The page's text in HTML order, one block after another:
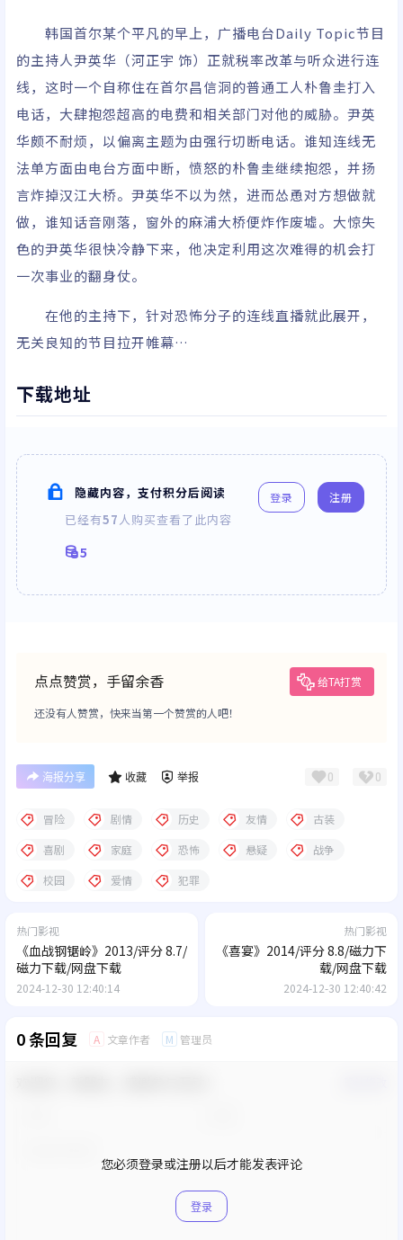
韩国首尔某个平凡的早上，广播电台Daily Topic节目
的主持人尹英华（河正宇 饰）正就税率改革与听众进行连
线，这时一个自称住在首尔昌信洞的普通工人朴鲁圭打入
电话，大肆抱怨超高的电费和相关部门对他的威胁。尹英
华颇不耐烦，以偏离主题为由强行切断电话。谁知连线无
法单方面由电台方面中断，愤怒的朴鲁圭继续抱怨，并扬
言炸掉汉江大桥。尹英华不以为然，进而怂恿对方想做就
做，谁知话音刚落，窗外的麻浦大桥便炸作废墟。大惊失
色的尹英华很快冷静下来，他决定利用这次难得的机会打
一次事业的翻身仗。
在他的主持下，针对恐怖分子的连线直播就此展开，
无关良知的节目拉开帷幕…
下载地址
隐藏内容，支付积分后阅读
已经有57人购买查看了此内容
5
登录 注册
点点赞赏，手留余香 给TA打赏
还没有人赞赏，快来当第一个赞赏的人吧！
海报分享 收藏 举报 0 0
冒险 剧情 历史 友情
古装
喜剧
家庭 恐怖 悬疑
战争
校园
爱情 犯罪
热门影视
《血战钢锯岭》2013/评分 8.7/
磁力下载/网盘下载
2024-12-30 12:40:14
热门影视
《喜宴》2014/评分 8.8/磁力下
载/网盘下载
2024-12-30 12:40:42
0 条回复 A 文章作者 M 管理员
您必须登录或注册以后才能发表评论
登录